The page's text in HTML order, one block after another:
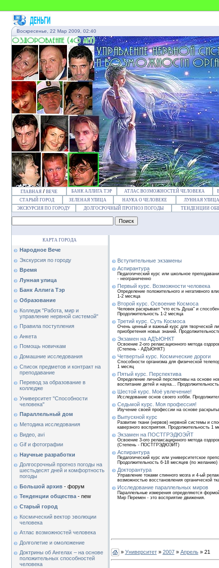
Воскресенье, 22 Мар 2009, 02:40
ГЛАВНАЯ/ ВЕЧЕ БАНК АЛЛИГА ТЭР АТЛАС ВОЗМОЖНОСТЕЙ ЧЕЛОВЕКА
СТАРЫЙ ГОРОД
ЗЕЛЕНАЯ УЛИЦА НАУКА О ЧЕЛОВЕКЕ
ЛУННАЯ УЛИЦА
ЭКСКУРСИЯ ПО ГОРОДУ
ДОЛГОСРОЧНЫЙ ПРОГНОЗ ПОГОДЫ ТЕНДЕНЦИИ
КАРТА ГОРОДА
Народное Вече
Экскурсия по городу
Время
Лунная улица
Банк Аллига Тэр
Образование
Колледж "Работа, мир и
управление нервной системой"
Правила поступления
Анкета
Помощь новичкам
Домашние исследования
Список предметов и контракт на
преподавание
Перевод за образование в
колледже
Университет "Способности
человека"
Параллельный дом
Методика исследования
Видео, avi
Gif и фотографии
Научные разработки
Долгосрочный прогноз погоды на
шестьдесят дней и комфортность
погоды
Большой архив- форум
Тенденции общества- new
Старый город
Космический вектор эволюции
человека
Атлас возможностей человека
Долголетие и омоложение
Доктрины об Ангелах – на основе
положительных способностей
человека
Вступительные экзамены
Аспирантура
Педагогический курс или школьное
- неограниченно
Первый курс. Возможности человека
Определение положительного и негативного
1-2 месяца
Второй курс. Освоение Космоса
Человек раскрывает "что есть Душа" и
Продолжительность 1-2 месяца
Третий курс. Суть Космоса
Очень ценный и важный курс для творческой
приобретения новых знаний.
Экзамен на АДЪЮНКТ
Освоение 2-ого релаксационного метода
(Степень - АДЪЮНКТ)
Четвертый курс. Космические дороги
Способности организма для физической
1 месяц
Пятый курс. Перспектива
Определение личной перспективы на основе
воспитание детей и наука...
Шестой курс. Моё увлечение!
Исследование основ своего хобби.
Седьмой курс. Моя профессия!
Изучение своей профессии на основе
Выпускной курс
Развитие ткани (нервов) нервной системы и
каверзного восприятия. Продолжительность 1
Экзамен на ПОСТГРЭДЮЭЙТ
Освоение 3-ого релаксационного метода
(Степень - ПОСТГРЭДЮЭЙТ)
Аспирантура
Педагогический курс или университетское
Продолжительность 6-18 месяцев (по желанию)
Докторантура
Управление токами спинного мозга и 4-ый
возможностью восстановления органической
Исследование параллельных миров
Параллельные измерения определяются
Мир Перемен - это восприятие движения.
» Университет» 2007» Апрель» 21